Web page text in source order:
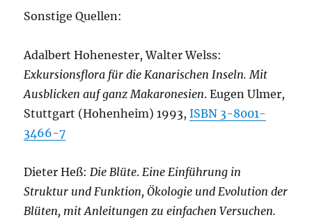
Sonstige Quellen:
Adalbert Hohenester, Walter Welss:
Exkursionsflora für die Kanarischen Inseln. Mit
Ausblicken auf ganz Makaronesien. Eugen Ulmer,
Stuttgart (Hohenheim) 1993,ISBN 3-8001-
3466-7
Dieter Heß: Die Blüte. Eine Einführung in
Struktur und Funktion, Ökologie und Evolution der
Blüten, mit Anleitungen zu einfachen Versuchen.